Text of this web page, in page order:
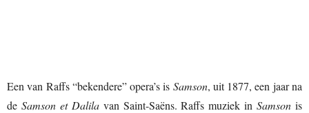
Een van Raffs “bekendere” opera’s is Samson, uit 1877, een jaar na
de Samson et Dalilavan Saint-Saëns. Raffs muziek in Samson is